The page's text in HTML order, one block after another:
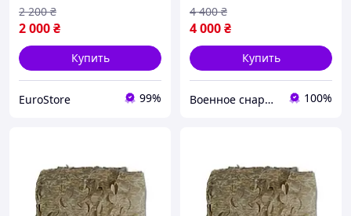
2 000₴
2 200 ₴
Купить
EuroStore 99%
4 000₴
4 400 ₴
Купить
Военное снаряжение, дроны и БПЛА | интернет-магазин QUASAR 100%